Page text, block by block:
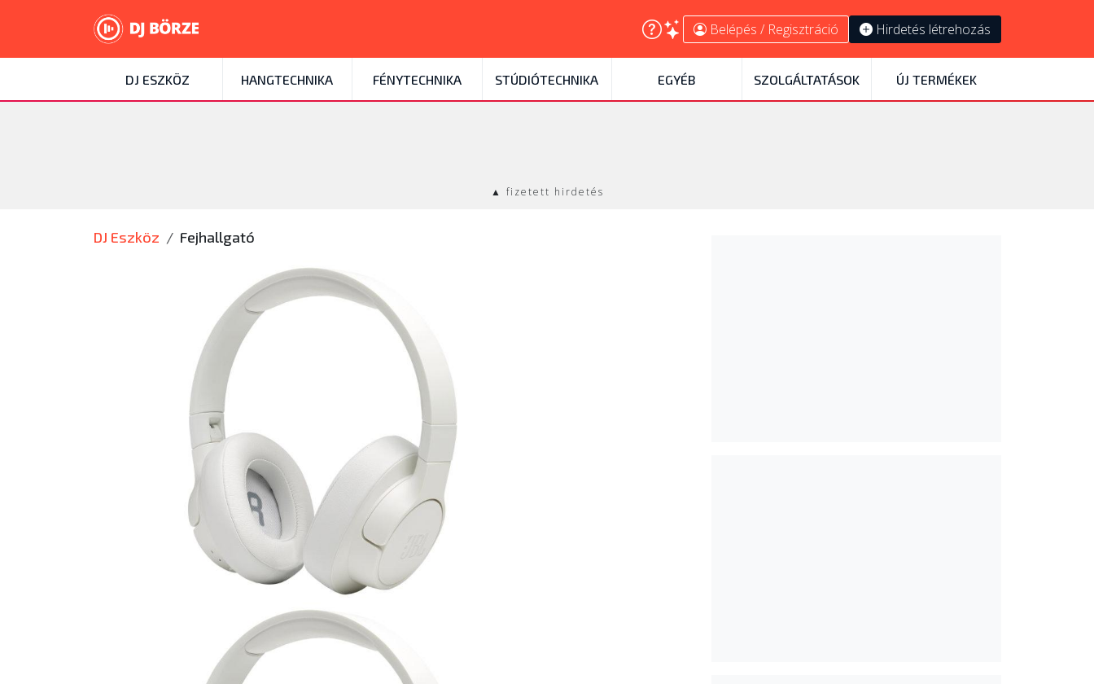
Belépés / Regisztráció Hirdetés létrehozás
DJ ESZKÖZ HANGTECHNIKA FÉNYTECHNIKA STÚDIÓTECHNIKA EGYÉB SZOLGÁLTATÁSOK ÚJ TERMÉKEK
▲ fizetett hirdetés
DJ Eszköz Fejhallgató